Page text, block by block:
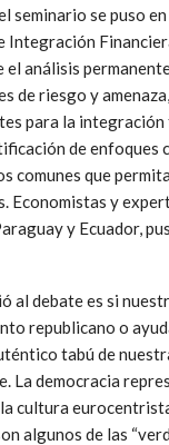
seminario se puso
Integración
análisis
de riesgo y
para la integración
de enfoques
comunes que
Economistas y
y Ecuador,
al debate es si
republicano o
tabú de
La democracia
cultura
algunos de las